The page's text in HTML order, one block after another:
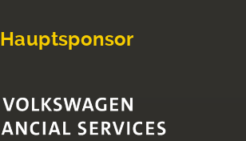
Hauptsponsor